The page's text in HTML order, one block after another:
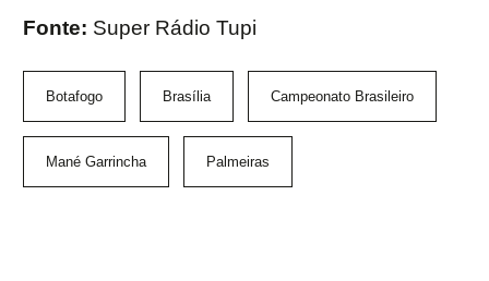
Fonte: Super Rádio Tupi
Botafogo Brasília Campeonato Brasileiro
Mané Garrincha Palmeiras